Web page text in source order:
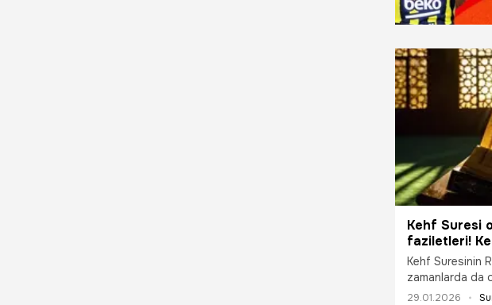
Kehf Suresi
faziletleri!
okunuşu ve
Kehf Suresinin
zamanlarda da
Hadisi şerifte
29.01.2026